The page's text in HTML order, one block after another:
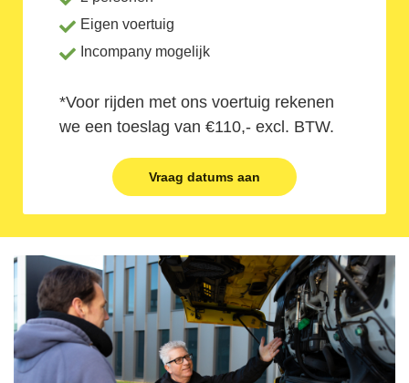
Eigen voertuig
Incompany mogelijk
*Voor rijden met ons voertuig rekenen
we een toeslag van €110,- excl. BTW.
Vraag datums aan